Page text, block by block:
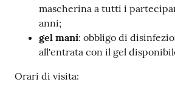
mascherina a tutti i
anni;
gel mani: obbligo di
all'entrata con il gel
Orari di visita: